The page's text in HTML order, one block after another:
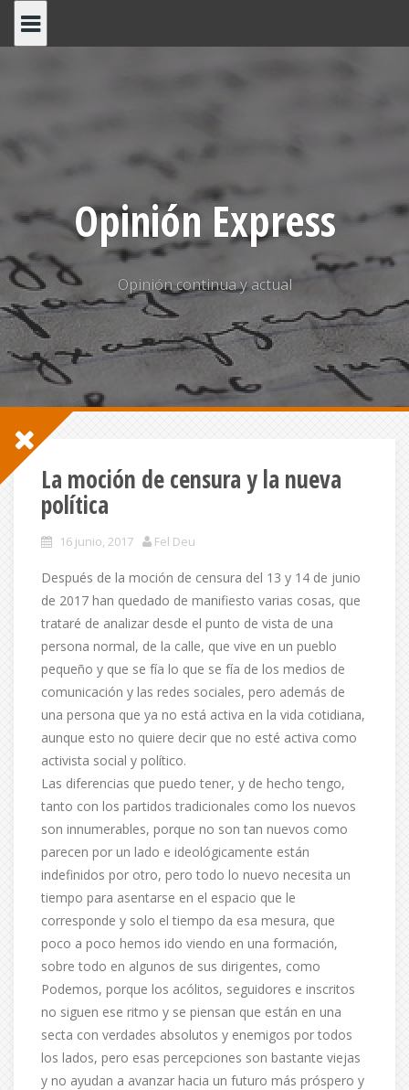
Opinión Express
Opinión continua y actual
La moción de censura y la nueva
política
16 junio, 2017 Fel Deu
Después de la moción de censura del 13 y 14 de junio
de 2017 han quedado de manifiesto varias cosas, que
trataré de analizar desde el punto de vista de una
persona normal, de la calle, que vive en un pueblo
pequeño y que se fía lo que se fía de los medios de
comunicación y las redes sociales, pero además de
una persona que ya no está activa en la vida cotidiana,
aunque esto no quiere decir que no esté activa como
activista social y político.
Las diferencias que puedo tener, y de hecho tengo,
tanto con los partidos tradicionales como los nuevos
son innumerables, porque no son tan nuevos como
parecen por un lado e ideológicamente están
indefinidos por otro, pero todo lo nuevo necesita un
tiempo para asentarse en el espacio que le
corresponde y solo el tiempo da esa mesura, que
poco a poco hemos ido viendo en una formación,
sobre todo en algunos de sus dirigentes, como
Podemos, porque los acólitos, seguidores e inscritos
no siguen ese ritmo y se piensan que están en una
secta con verdades absolutos y enemigos por todos
los lados, pero esas percepciones son bastante viejas
y no ayudan a avanzar hacia un futuro más próspero y